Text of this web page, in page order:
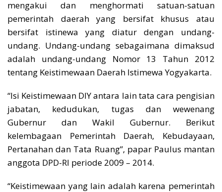
mengakui dan menghormati satuan-satuan
pemerintah daerah yang bersifat khusus atau
bersifat istinewa yang diatur dengan undang-
undang. Undang-undang sebagaimana dimaksud
adalah undang-undang Nomor 13 Tahun 2012
tentang Keistimewaan Daerah Istimewa Yogyakarta.
“Isi Keistimewaan DIY antara lain tata cara pengisian
jabatan, kedudukan, tugas dan wewenang
Gubernur dan Wakil Gubernur. Berikut
kelembagaan Pemerintah Daerah, Kebudayaan,
Pertanahan dan Tata Ruang”, papar Paulus mantan
anggota DPD-RI periode 2009 – 2014.
“Keistimewaan yang lain adalah karena pemerintah